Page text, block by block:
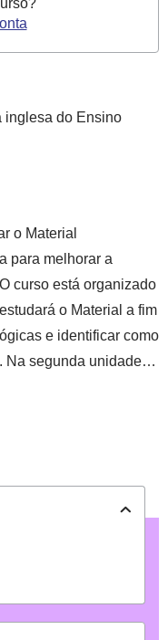
inglesa do Ensino
o Material
para melhorar a
curso está organizado
o Material a fim
e identificar como
Na segunda unidade
no
na prática
Para começar o curso